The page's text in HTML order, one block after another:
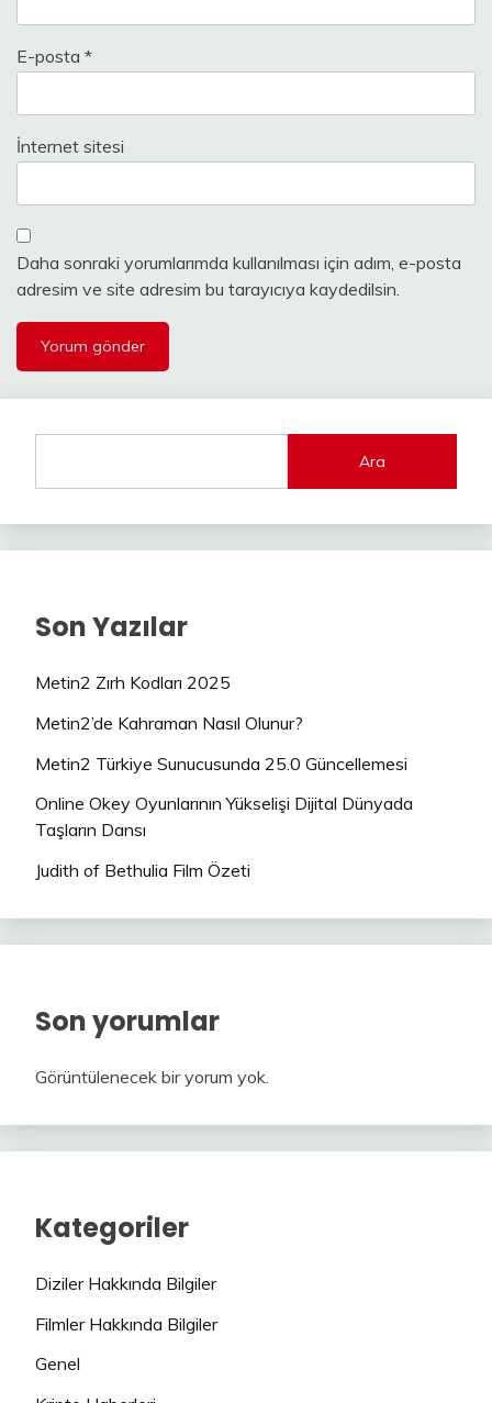
E-posta *
İnternet sitesi
Daha sonraki yorumlarımda kullanılması için adım, e-posta
adresim ve site adresim bu tarayıcıya kaydedilsin.
Ara
Son Yazılar
Metin2 Zırh Kodları 2025
Metin2’de Kahraman Nasıl Olunur?
Metin2 Türkiye Sunucusunda 25.0 Güncellemesi
Online Okey Oyunlarının Yükselişi Dijital Dünyada
Taşların Dansı
Judith of Bethulia Film Özeti
Son yorumlar
Görüntülenecek bir yorum yok.
Kategoriler
Diziler Hakkında Bilgiler
Filmler Hakkında Bilgiler
Genel